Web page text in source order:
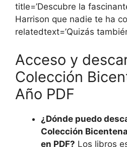
title=’Descubre la
Harrison que nadie te ha
relatedtext=’Quizás
Acceso y
Colección
Año PDF
¿Dónde puedo
Colección
en PDF? Los libros